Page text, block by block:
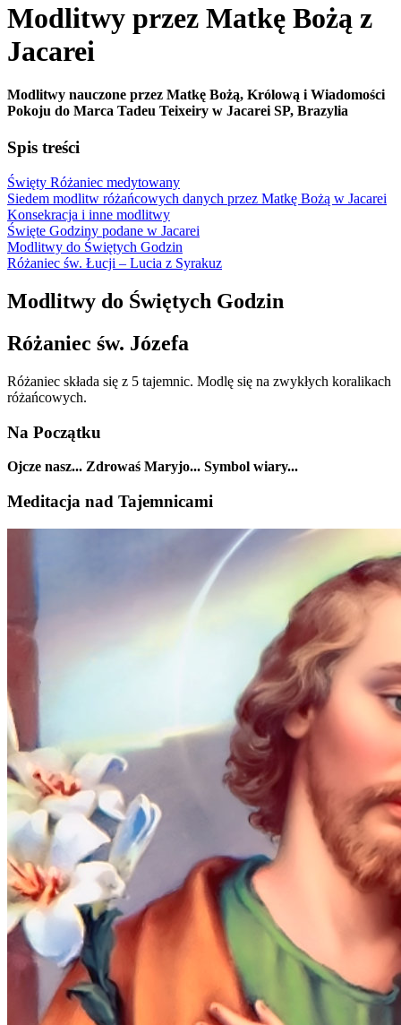
Modlitwy przez Matkę Bożą z
Jacarei
Modlitwy nauczone przez Matkę Bożą, Królową i Wiadomości
Pokoju do Marca Tadeu Teixeiry w Jacarei SP, Brazylia
Spis treści
Święty Różaniec medytowany
Siedem modlitw różańcowych danych przez Matkę Bożą w Jacarei
Konsekracja i inne modlitwy
Święte Godziny podane w Jacarei
Modlitwy do Świętych Godzin
Różaniec św. Łucji – Lucia z Syrakuz
Modlitwy do Świętych Godzin
Różaniec św. Józefa
Różaniec składa się z 5 tajemnic. Modlę się na zwykłych koralikach
różańcowych.
Na Początku
Ojcze nasz... Zdrowaś Maryjo... Symbol wiary...
Meditacja nad Tajemnicami